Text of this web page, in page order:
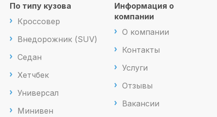
По типу кузова
Кроссовер
Внедорожник (SUV)
Седан
Хетчбек
Универсал
Минивен
Информация о
компании
О компании
Контакты
Услуги
Отзывы
Вакансии